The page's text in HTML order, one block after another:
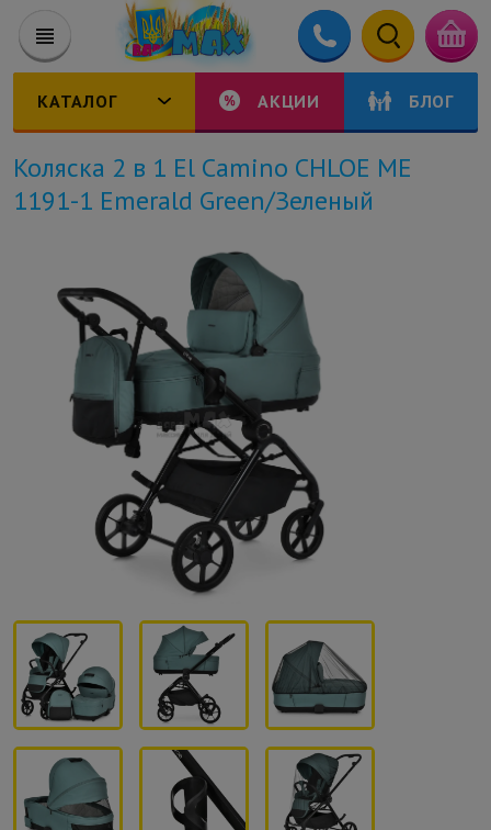
КАТАЛОГ АКЦИИ БЛОГ
Коляска 2 в 1 El Camino CHLOE ME
1191-1 Emerald Green/Зеленый